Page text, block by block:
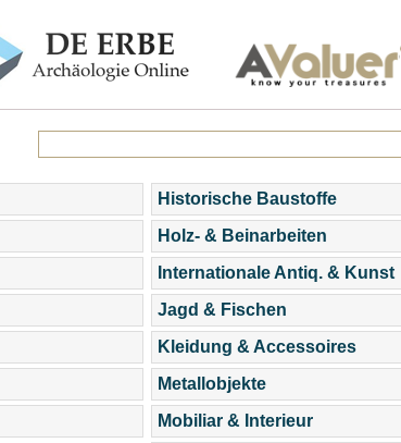
Historische Baustoffe
Holz- & Beinarbeiten
Internationale Antiq. & Kunst
Jagd & Fischen
Kleidung & Accessoires
Metallobjekte
Mobiliar & Interieur